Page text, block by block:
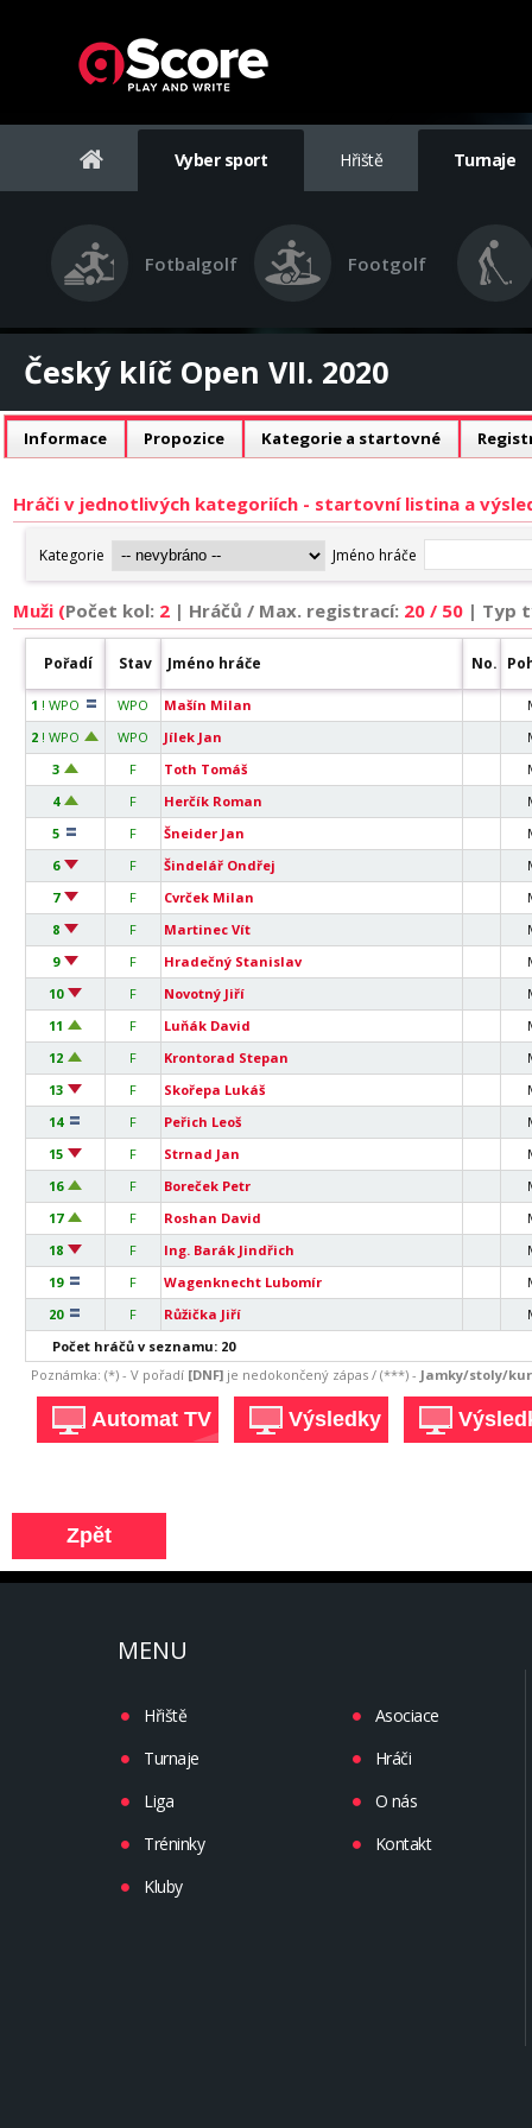
Vyber sport Hřiště Turnaje
Fotbalgolf Footgolf
Český klíč Open VII. 2020
Informace Propozice Kategorie a startovné
Hráči v jednotlivých kategoriích - startovní listina a
Muži (Počet kol: 2 | Hráčů / Max. registrací: 20 / 50 | Typ
Pořadí Stav Jméno hráče No.
1 ! WPO WPO Mašín Milan
2 ! WPO WPO Jílek Jan
3
F Toth Tomáš
4
F Herčík Roman
5
F Šneider Jan
6
F Šindelář Ondřej
7
F Cvrček Milan
8
F Martinec Vít
9
F Hradečný Stanislav
10
F Novotný Jiří
11
F Luňák David
12
F Krontorad Stepan
13
F Skořepa Lukáš
14
F Peřich Leoš
15
F Strnad Jan
16
F Boreček Petr
17
F Roshan David
18
F Ing. Barák Jindřich
19
F Wagenknecht Lubomír
20
F Růžička Jiří
Počet hráčů v seznamu: 20
Poznámka: (*) - V pořadí [DNF] je nedokončený zápas / (***) - Jamky/stoly/
MENU
Hřiště
Turnaje
Liga
Tréninky
Kluby
Asociace
Hráči
O nás
Kontakt